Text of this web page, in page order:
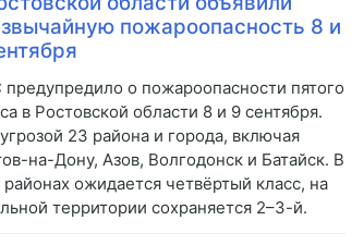
пожароопасность 8 и
о пожароопасности пятого
в Ростовской области 8 и 9 сентября.
23 района и города, включая
на-Дону, Азов, Волгодонск и Батайск. В
районах ожидается четвёртый класс, на
территории сохраняется 2–3-й.